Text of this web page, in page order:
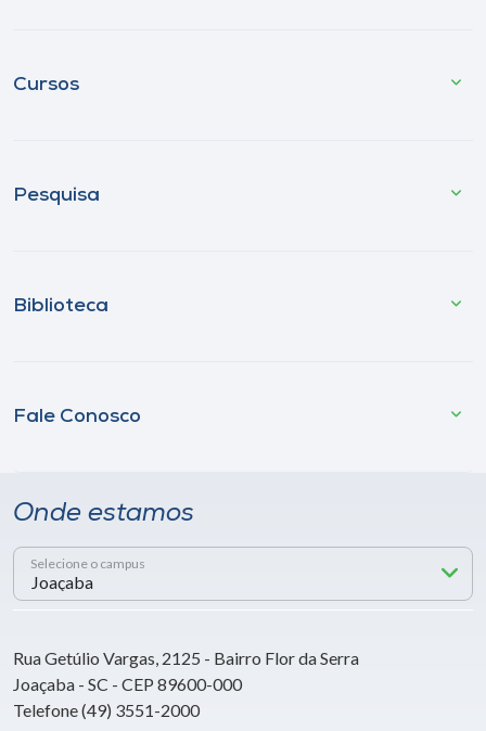
Cursos
Pesquisa
Biblioteca
Fale Conosco
Onde estamos
Selecione o campus
Rua Getúlio Vargas, 2125 - Bairro Flor da Serra
Joaçaba - SC - CEP 89600-000
Telefone (49) 3551-2000